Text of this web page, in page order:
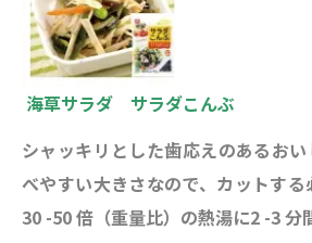
海草サラダ サラダこんぶ
シャッキリとした歯応えのあるお
べやすい大きさなので、カットする
30 -50 倍（重量比）の熱湯に2 -3 分